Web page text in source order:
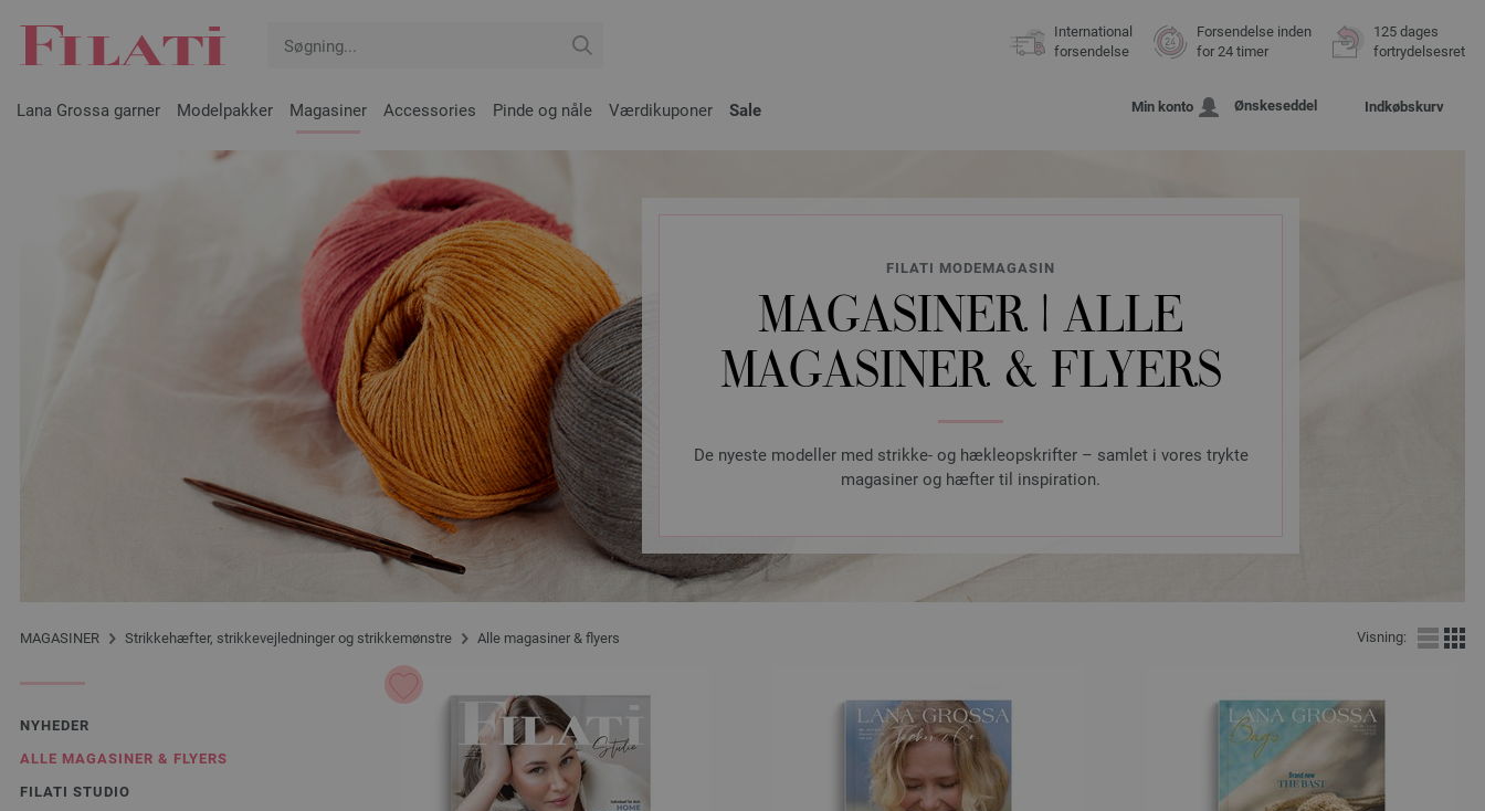
International
forsendelse
Forsendelse inden
for 24 timer
125 dages
fortrydelsesret
Lana Grossa garner Modelpakker Magasiner Accessories Pinde og nåle Værdikuponer Sale Min konto Ønskeseddel Indkøbskurv
FILATI MODEMAGASIN
MAGASINER | ALLE
MAGASINER & FLYERS
De nyeste modeller med strikke- og hækleopskrifter – samlet i vores trykte
magasiner og hæfter til inspiration.
MAGASINER Strikkehæfter, strikkevejledninger og strikkemønstre Alle magasiner & flyers Visning:
NYHEDER
ALLE MAGASINER & FLYERS
FILATI STUDIO